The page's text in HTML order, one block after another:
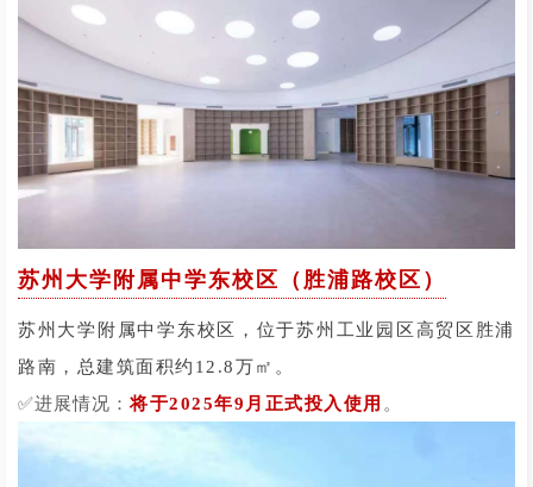
苏州大学附属中学东校区（胜浦路校区）
苏州大学附属中学东校区，位于苏州工业园区高贸区胜浦
路南，总建筑面积约12.8万㎡。
✅进展情况：将于2025年9月正式投入使用 。